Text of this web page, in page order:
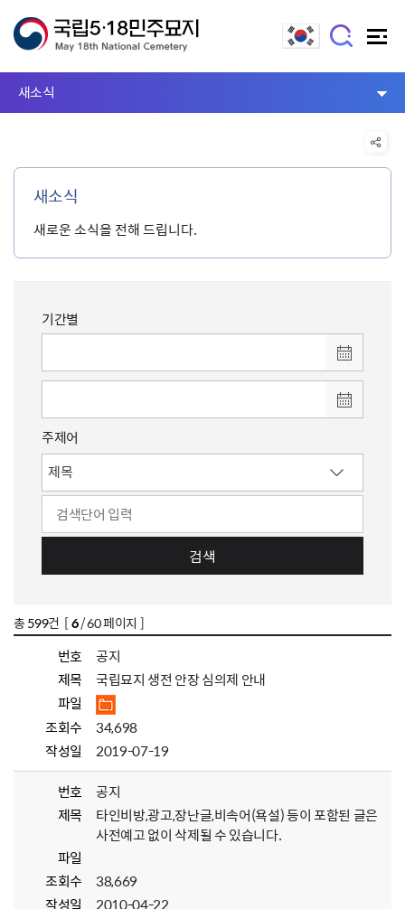
새소식
새소식
새로운 소식을 전해 드립니다.
기간별
주제어
검색
총 599건 [6/ 60 페이지 ]
번호
공지
제목
국립묘지 생전 안장 심의제 안내
파일
조회수
34,698
작성일
2019-07-19
번호
공지
제목
타인비방,광고,장난글,비속어(욕설) 등이 포함된 글은
사전예고 없이 삭제될 수 있습니다.
파일
조회수
38,669
작성일
2010-04-22